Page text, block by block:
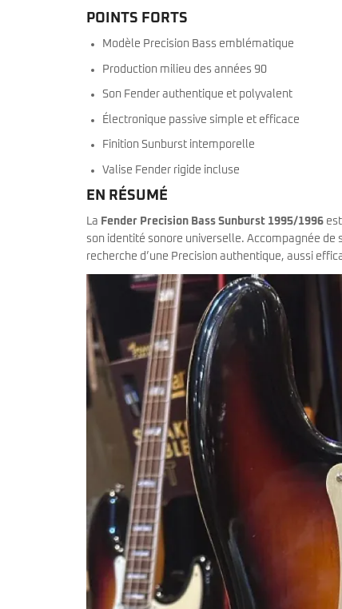
POINTS FORTS
Modèle Precision Bass emblématique
Production milieu des années 90
Son Fender authentique et polyvalent
Électronique passive simple et efficace
Finition Sunburst intemporelle
Valise Fender rigide incluse
EN RÉSUMÉ
La Fender Precision Bass Sunburst 1995/1996
son identité sonore universelle. Accompagnée de
recherche d’une Precision authentique, aussi